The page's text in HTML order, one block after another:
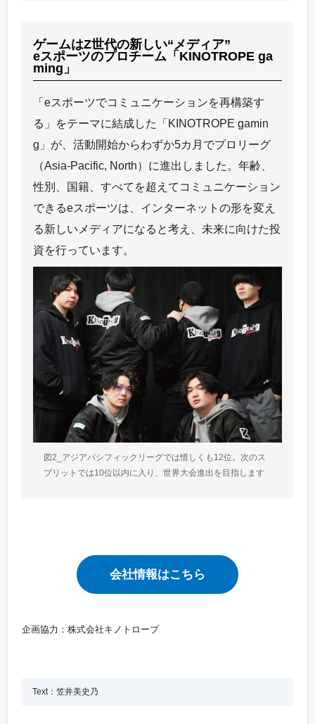
ゲームはZ世代の新しい“メディア”
eスポーツのプロチーム「KINOTROPE ga
ming」
「eスポーツでコミュニケーションを再構築す
る」をテーマに結成した「KINOTROPE gamin
g」が、活動開始からわずか5カ月でプロリーグ
（Asia-Pacific, North）に進出しました。年齢、
性別、国籍、すべてを超えてコミュニケーション
できるeスポーツは、インターネットの形を変え
る新しいメディアになると考え、未来に向けた投
資を行っています。
図2_アジアパシフィックリーグでは惜しくも12位。次のス
プリットでは10位以内に入り、世界大会進出を目指します
会社情報はこちら
企画協力：株式会社キノトロープ
Text：笠井美史乃